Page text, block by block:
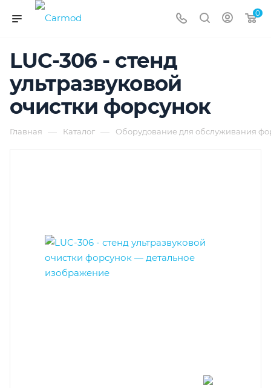
0
LUC-306 - стенд
ультразвуковой
очистки форсунок
Главная — Каталог — Оборудование для обслуживания